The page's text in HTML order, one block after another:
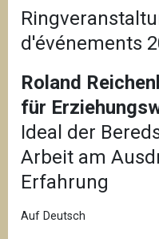
d'événements
Roland
für
Ideal der
Arbeit am
Erfahrung
Auf Deutsch